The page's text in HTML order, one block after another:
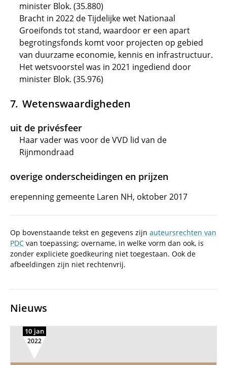
minister Blok. (35.880)
Bracht in 2022 de Tijdelijke wet Nationaal
Groeifonds tot stand, waardoor er een apart
begrotingsfonds komt voor projecten op gebied
van duurzame economie, kennis en infrastructuur.
Het wetsvoorstel was in 2021 ingediend door
minister Blok. (35.976)
Wetenswaardigheden
uit de privésfeer
Haar vader was voor de VVD lid van de
Rijnmondraad
overige onderscheidingen en prijzen
erepenning gemeente Laren NH, oktober 2017
Op bovenstaande tekst en gegevens zijn auteursrechten van
PDC van toepassing; overname, in welke vorm dan ook, is
zonder expliciete goedkeuring niet toegestaan. Ook de
afbeeldingen zijn niet rechtenvrij.
Nieuws
10 jan
2022